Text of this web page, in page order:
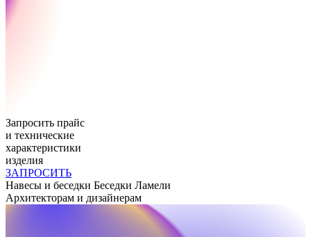
Запросить прайс
и технические
характеристики
изделия
ЗАПРОСИТЬ
Навесы и беседки Беседки Ламели
Архитекторам и дизайнерам